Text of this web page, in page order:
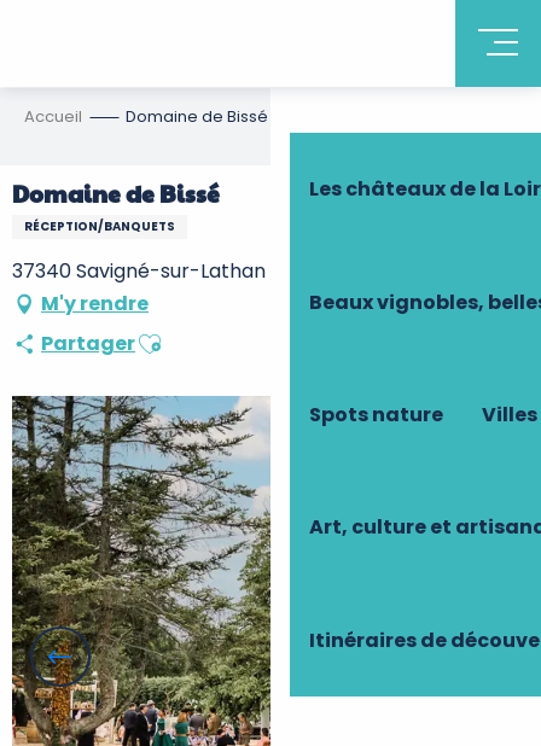
Découvrir la
Les châteaux de la
Beaux vignobles,
Spots nature
Art, culture et
Itinéraires de
Accueil Domaine de Bissé
Domaine de Bissé
RÉCEPTION/BANQUETS
37340 Savigné-sur-Lathan
M'y rendre
PartagerAjouter aux favoris